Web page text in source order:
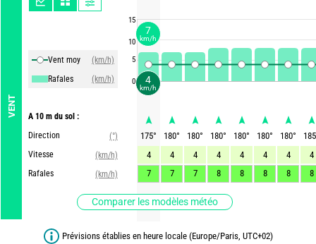
VENT
Vent moy
(km/h)
Rafales
(km/h)
A 10 m du sol :
Direction
(°)
Vitesse
(km/h)
Rafales
(km/h)
Comparer les modèles météo
15
10
5
0
175° 180° 180° 180° 180° 180° 180°
185
4
4 4 4 4 4 4
4
7
7 7 8 8 8 8 8
Prévisions établies en heure locale (Europe/Paris, UTC+02)
4
km/h
7
km/h